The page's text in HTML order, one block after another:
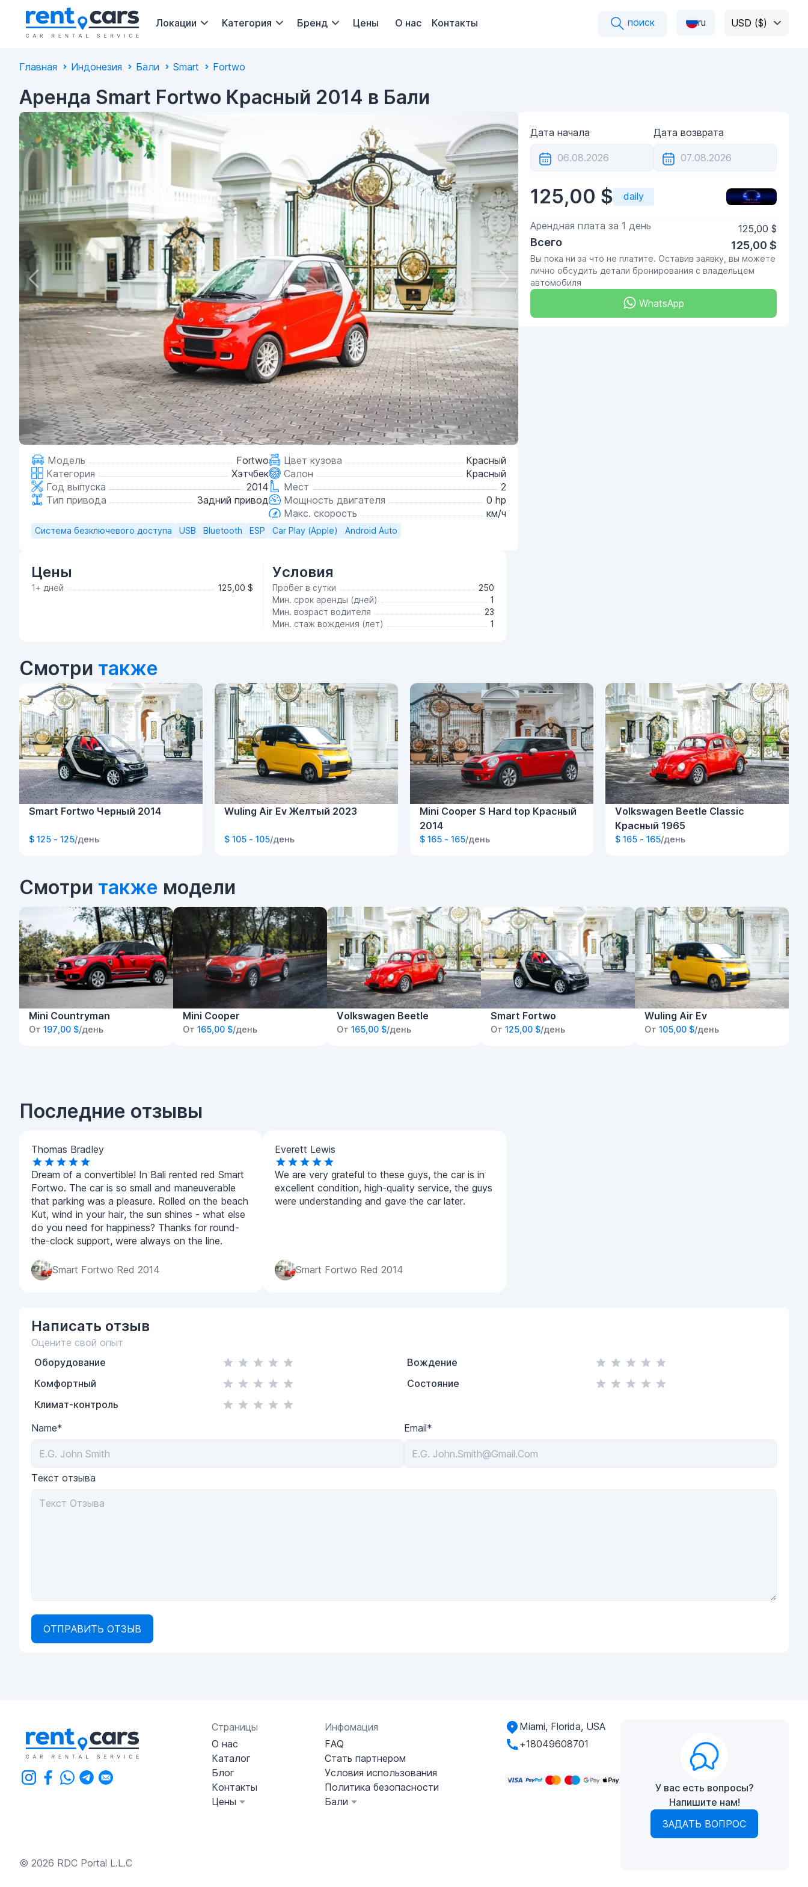
Локации Категория Бренд Цены О нас Контакты поиск ru USD ($)
Главная Индонезия Бали Smart Fortwo
Аренда Smart Fortwo Красный 2014 в Бали
Модель
Fortwo
Категория
Хэтчбек
Год выпуска
2014
Тип привода
Задний привод
Цвет кузова
Красный
Салон
Красный
Мест
2
Мощность двигателя
0 hp
Макс. скорость
км/ч
Система безключевого доступа USB Bluetooth ESP Car Play (Apple) Android Auto
Цены
1+ дней 125,00 $
Условия
Пробег в сутки
250
Мин. срок аренды (дней)
1
Мин. возраст водителя
23
Мин. стаж вождения (лет)
1
Дата начала Дата возврата
125,00 $ daily
Арендная плата за 1 день 125,00 $
Всего 125,00 $
Вы пока ни за что не платите. Оставив заявку, вы можете
лично обсудить детали бронирования с владельцем
автомобиля
WhatsApp
Смотри также
Smart Fortwo Черный 2014
$ 125 - 125/день
Wuling Air Ev Желтый 2023
$ 105 - 105/день
Mini Cooper S Hard top Красный
2014
$ 165 - 165/день
Volkswagen Beetle Classic
Красный 1965
$ 165 - 165/день
Смотри также модели
Mini Countryman
От 197,00 $/день
Mini Cooper
От 165,00 $/день
Volkswagen Beetle
От 165,00 $/день
Smart Fortwo
От 125,00 $/день
Wuling Air Ev
От 105,00 $/день
Последние отзывы
Thomas Bradley
Dream of a convertible! In Bali rented red Smart
Fortwo. The car is so small and maneuverable
that parking was a pleasure. Rolled on the beach
Kut, wind in your hair, the sun shines - what else
do you need for happiness? Thanks for round-
the-clock support, were always on the line.
Smart Fortwo Red 2014
Everett Lewis
We are very grateful to these guys, the car is in
excellent condition, high-quality service, the guys
were understanding and gave the car later.
Smart Fortwo Red 2014
Написать отзыв
Оцените свой опыт
Оборудование
Комфортный
Климат-контроль
Вождение
Состояние
Name* Email*
Текст отзыва
ОТПРАВИТЬ ОТЗЫВ
© 2026 RDC Portal L.L.C
Страницы
О нас
Каталог
Блог
Контакты
Цены
Инфомация
FAQ
Стать партнером
Условия использования
Политика безопасности
Бали
Miami, Florida, USA
+18049608701
У вас есть вопросы?
Напишите нам!
ЗАДАТЬ ВОПРОС